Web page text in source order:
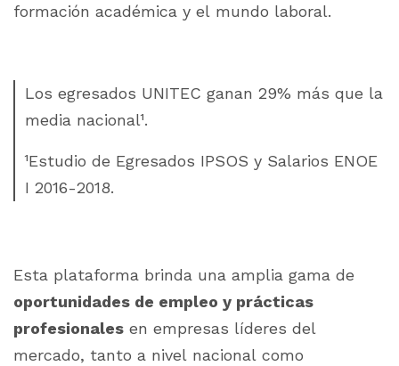
formación académica y el mundo laboral.
Los egresados UNITEC ganan 29% más que la
media nacional¹.
¹Estudio de Egresados IPSOS y Salarios ENOE
I 2016-2018.
Esta plataforma brinda una amplia gama de
oportunidades de empleo y prácticas
profesionales en empresas líderes del
mercado, tanto a nivel nacional como